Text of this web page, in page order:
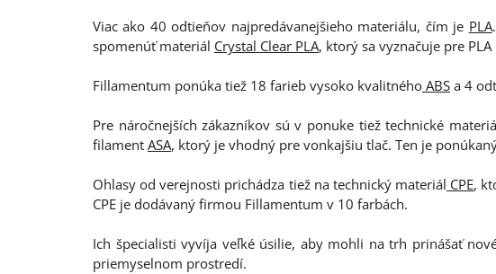
Viac ako 40 odtieňov najpredávanejšieho materiálu, čím je PLA
spomenúť materiál Crystal Clear PLA, ktorý sa vyznačuje pre
Fillamentum ponúka tiež 18 farieb vysoko kvalitného ABS a 4
Pre náročnejších zákazníkov sú v ponuke tiež technické
filament ASA, ktorý je vhodný pre vonkajšiu tlač. Ten je
Ohlasy od verejnosti prichádza tiež na technický materiál CPE,
CPE je dodávaný firmou Fillamentum v 10 farbách.
Ich špecialisti vyvíja veľké úsilie, aby mohli na trh prinášať
priemyselnom prostredí.